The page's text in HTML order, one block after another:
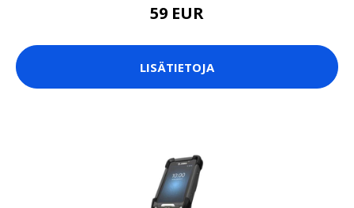
59 EUR
LISÄTIETOJA